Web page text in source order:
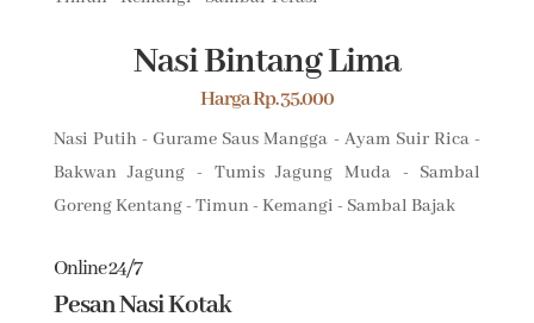
Nasi Bintang Lima
Harga Rp. 35.000
Nasi Putih - Gurame Saus Mangga - Ayam Suir Rica -
Bakwan Jagung - Tumis Jagung Muda - Sambal
Goreng Kentang - Timun - Kemangi - Sambal Bajak
Online 24/7
Pesan Nasi Kotak